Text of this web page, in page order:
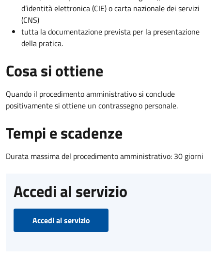
d’identità elettronica (CIE) o carta nazionale dei servizi
(CNS)
tutta la documentazione prevista per la presentazione
della pratica.
Cosa si ottiene
Quando il procedimento amministrativo si conclude
positivamente si ottiene un contrassegno personale.
Tempi e scadenze
Durata massima del procedimento amministrativo: 30 giorni
Accedi al servizio
Accedi al servizio